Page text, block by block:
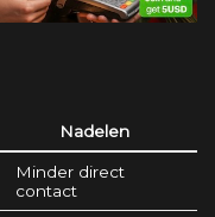
Nadelen
Minder direct
contact